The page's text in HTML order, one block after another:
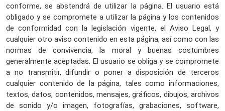
conforme, se abstendrá de utilizar la página. El usuario está
obligado y se compromete a utilizar la página y los contenidos
de conformidad con la legislación vigente, el Aviso Legal, y
cualquier otro aviso contenido en esta página, así como con las
normas de convivencia, la moral y buenas costumbres
generalmente aceptadas. El usuario se obliga y se compromete
a no transmitir, difundir o poner a disposición de terceros
cualquier contenido de la página, tales como informaciones,
textos, datos, contenidos, mensajes, gráficos, dibujos, archivos
de sonido y/o imagen, fotografías, grabaciones, software,